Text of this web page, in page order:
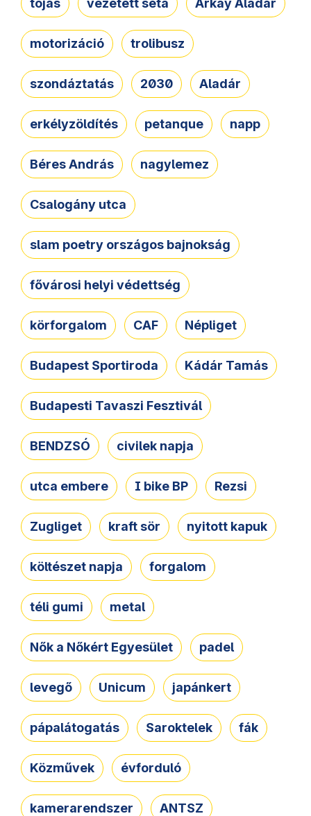
tojás vezetett séta Árkay Aladár
motorizáció trolibusz
szondáztatás 2030 Aladár
erkélyzöldítés petanque napp
Béres András nagylemez
Csalogány utca
slam poetry országos bajnokság
fővárosi helyi védettség
körforgalom CAF Népliget
Budapest Sportiroda Kádár Tamás
Budapesti Tavaszi Fesztivál
BENDZSÓ civilek napja
utca embere I bike BP Rezsi
Zugliget kraft sör nyitott kapuk
költészet napja forgalom
téli gumi metal
Nők a Nőkért Egyesület padel
levegő Unicum japánkert
pápalátogatás Saroktelek fák
Közművek évforduló
kamerarendszer ANTSZ